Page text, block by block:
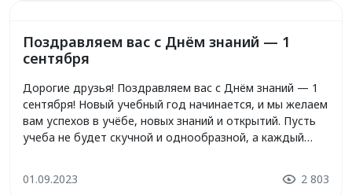
Поздравляем вас с Днём знаний — 1
сентября
Дорогие друзья! Поздравляем вас с Днём знаний — 1
сентября! Новый учебный год начинается, и мы желаем
вам успехов в учёбе, новых знаний и открытий. Пусть
учеба не будет скучной и однообразной, а каждый
терпения в достижении поставленных целей. Пусть
01.09.2023 2 803